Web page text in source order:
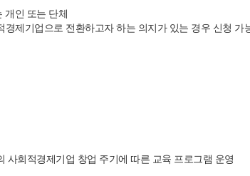
개인 또는 단체
제기업으로 전환하고자 하는 의지가 있는 경우 신청 가
사회적경제기업 창업 주기에 따른 교육 프로그램 운영